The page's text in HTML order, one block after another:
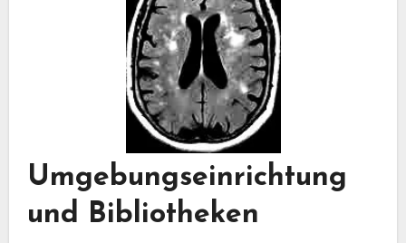
Umgebungseinrichtung
und Bibliotheken